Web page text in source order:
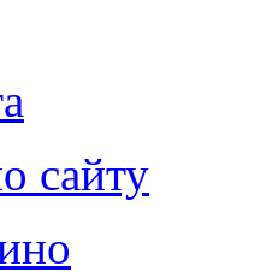
сайту